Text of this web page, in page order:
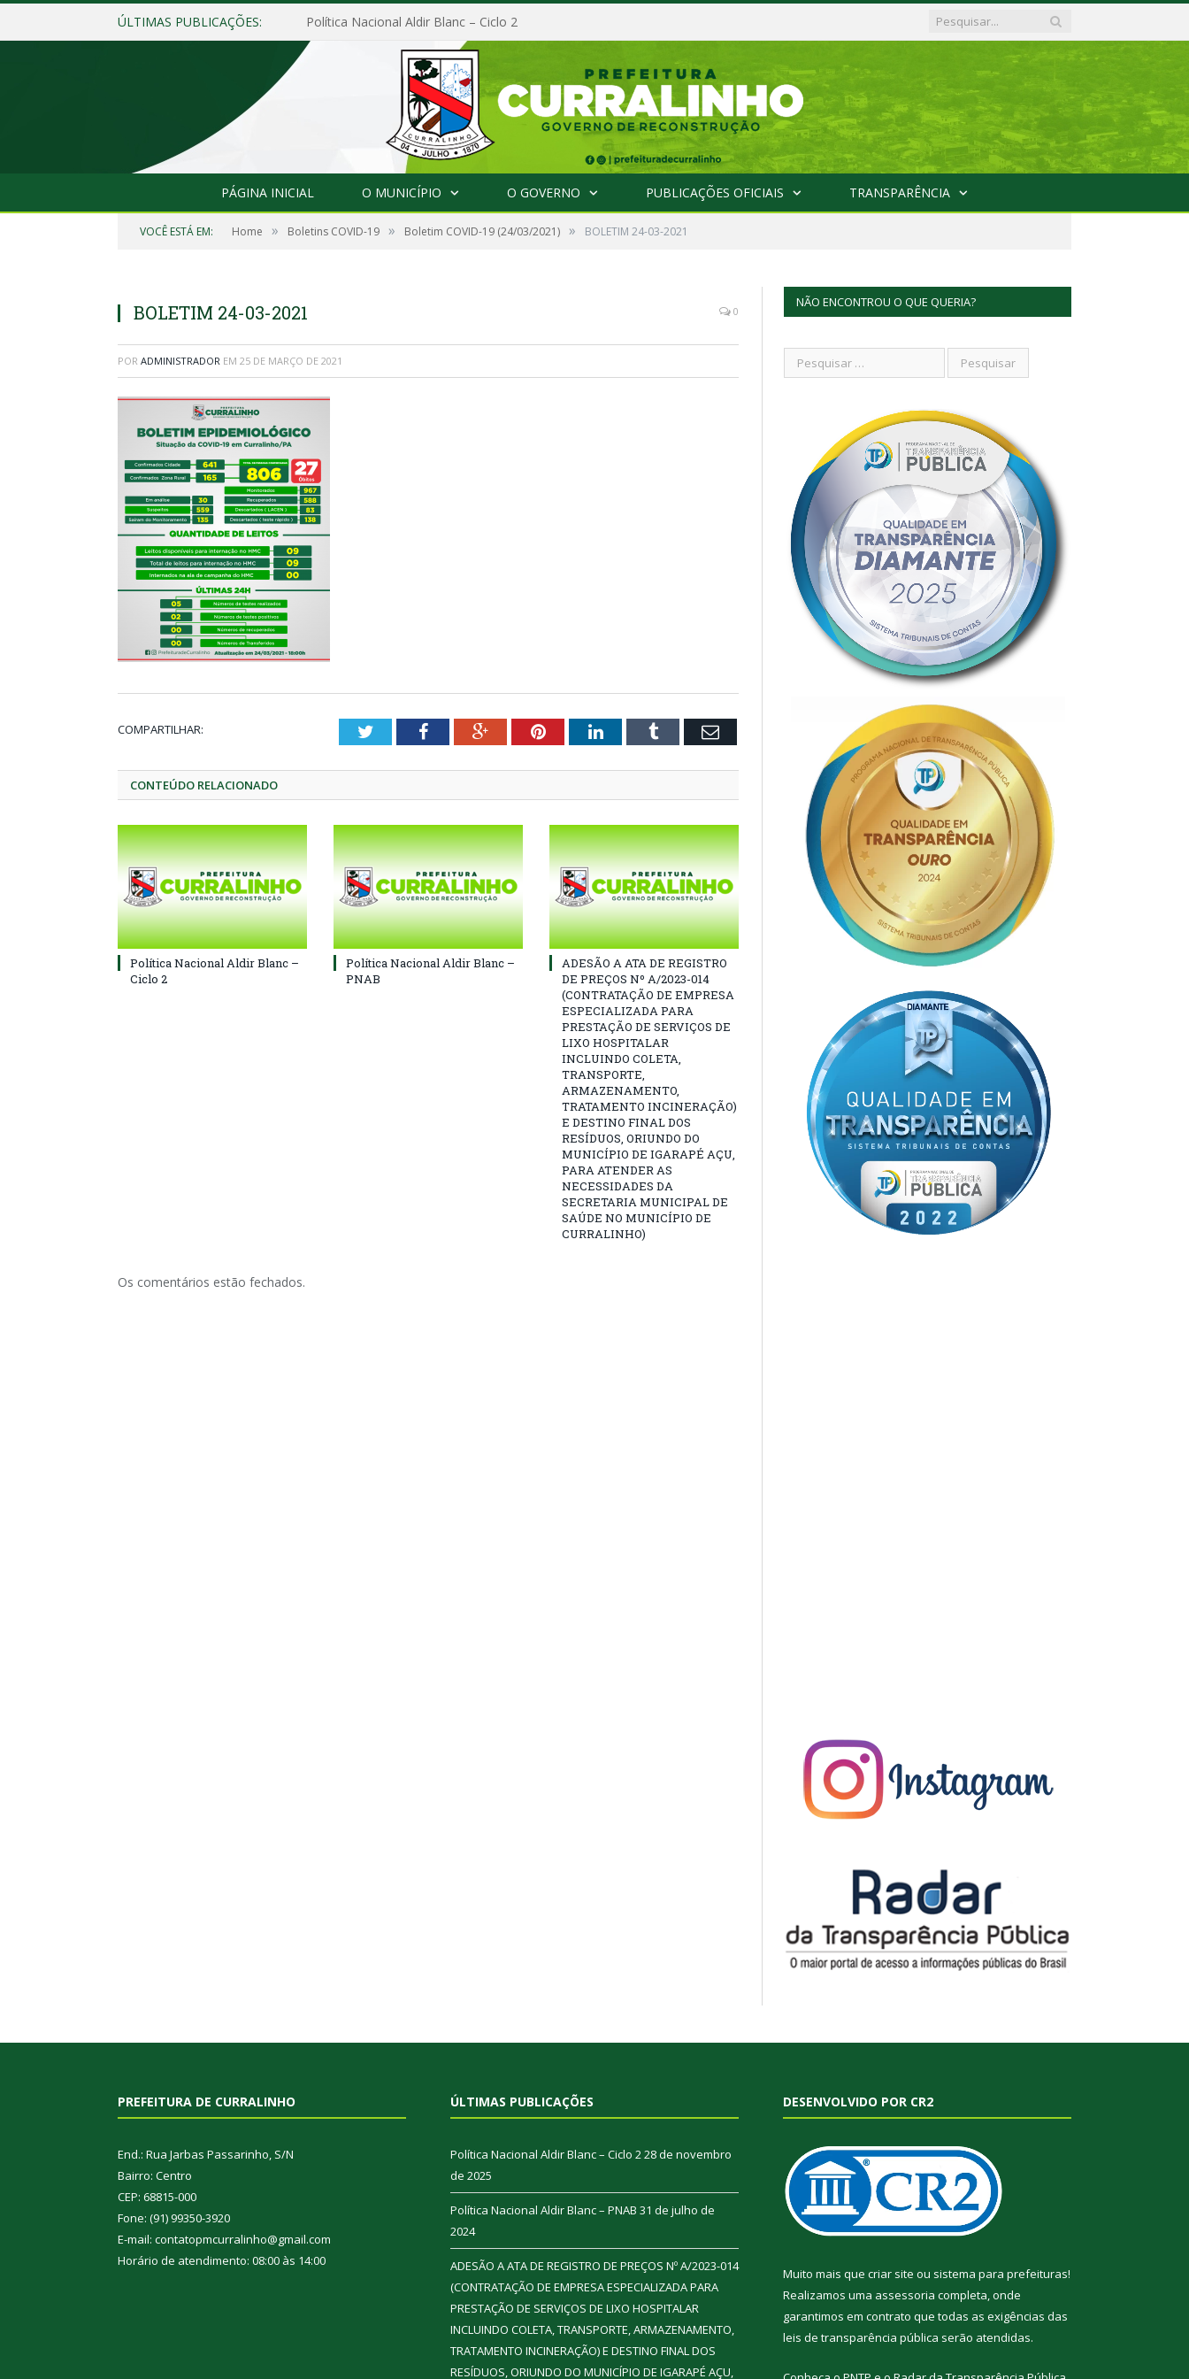
ÚLTIMAS PUBLICAÇÕES: Política Nacional Aldir Blanc – Ciclo 2
PÁGINA INICIAL O MUNICÍPIO O GOVERNO PUBLICAÇÕES OFICIAIS TRANSPARÊNCIA
VOCÊ ESTÁ EM: Home » Boletins COVID-19 » Boletim COVID-19 (24/03/2021) » BOLETIM 24-03-2021
BOLETIM 24-03-2021 0
POR ADMINISTRADOR EM 25 DE MARÇO DE 2021
COMPARTILHAR: TwitterFacebookGoogle+PinterestLinkedInTumblr Email
CONTEÚDO RELACIONADO
Política Nacional Aldir Blanc –
Ciclo 2
Política Nacional Aldir Blanc –
PNAB
ADESÃO A ATA DE REGISTRO
DE PREÇOS Nº A/2023-014
(CONTRATAÇÃO DE EMPRESA
ESPECIALIZADA PARA
PRESTAÇÃO DE SERVIÇOS DE
LIXO HOSPITALAR
INCLUINDO COLETA,
TRANSPORTE,
ARMAZENAMENTO,
TRATAMENTO INCINERAÇÃO)
E DESTINO FINAL DOS
RESÍDUOS, ORIUNDO DO
MUNICÍPIO DE IGARAPÉ AÇU,
PARA ATENDER AS
NECESSIDADES DA
SECRETARIA MUNICIPAL DE
SAÚDE NO MUNICÍPIO DE
CURRALINHO)
Os comentários estão fechados.
NÃO ENCONTROU O QUE QUERIA?
PREFEITURA DE CURRALINHO
End.: Rua Jarbas Passarinho, S/N
Bairro: Centro
CEP: 68815-000
Fone: (91) 99350-3920
E-mail: contatopmcurralinho@gmail.com
Horário de atendimento: 08:00 às 14:00
ÚLTIMAS PUBLICAÇÕES
Política Nacional Aldir Blanc – Ciclo 228 de novembro
de 2025
Política Nacional Aldir Blanc – PNAB 31 de julho de
2024
ADESÃO A ATA DE REGISTRO DE PREÇOS Nº A/2023-014
(CONTRATAÇÃO DE EMPRESA ESPECIALIZADA PARA
PRESTAÇÃO DE SERVIÇOS DE LIXO HOSPITALAR
INCLUINDO COLETA, TRANSPORTE, ARMAZENAMENTO,
TRATAMENTO INCINERAÇÃO) E DESTINO FINAL DOS
RESÍDUOS, ORIUNDO DO MUNICÍPIO DE IGARAPÉ AÇU,
DESENVOLVIDO POR CR2
Muito mais que criar site ou sistema para prefeituras!
Realizamos uma assessoria completa, onde
garantimos em contrato que todas as exigências das
leis de transparência pública serão atendidas.